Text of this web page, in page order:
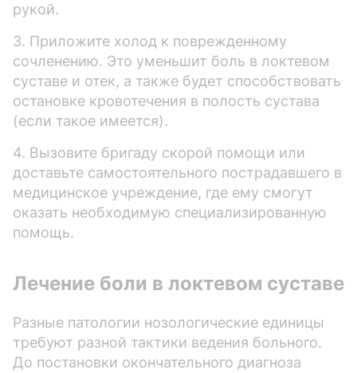
рукой.
3. Приложите холод к поврежденному
сочленению. Это уменьшит боль в локтевом
суставе и отек, а также будет способствовать
остановке кровотечения в полость сустава
(если такое имеется).
4. Вызовите бригаду скорой помощи или
доставьте самостоятельного пострадавшего в
медицинское учреждение, где ему смогут
оказать необходимую специализированную
помощь.
Лечение боли в локтевом суставе
Разные патологии нозологические единицы
требуют разной тактики ведения больного.
До постановки окончательного диагноза